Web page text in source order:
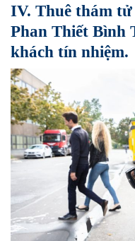
IV. Thuê thám
Phan Thiết Bình
khách tín nhiệm.